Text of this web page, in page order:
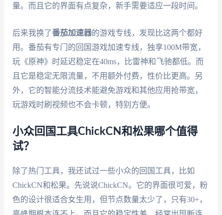
量。而且它的界面有点复杂，新手需要适应一段时间。
后来我换了番茄加速器的游戏专线，发现比这两个都好
用。番茄有专门的回国游戏加速专线，独享100M带宽，
玩《原神》时延迟稳定在40ms，比雷神和飞驰都低。而
且它是稳定无限流量，不用额外付费，性价比更高。另
外，它的智能分流技术能避免游戏和其他应用抢带宽，
玩游戏时刷视频也不会卡顿，特别方便。
小众回国工具ChickCN和松果哪个值得
试？
除了热门工具，我还试过一些小众的回国工具，比如
ChickCN和松果。先说说ChickCN。它的界面很可爱，粉
色的设计很适合女生用，但节点数量太少了，只有30+，